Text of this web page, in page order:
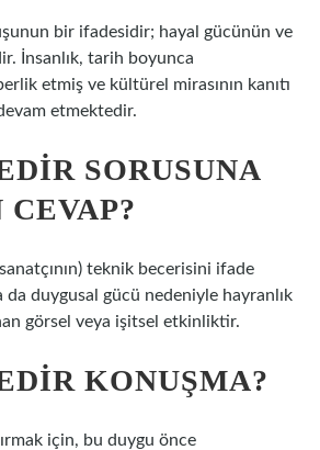
bir ifadesidir; hayal gücünün ve
İnsanlık, tarih boyunca
etmiş ve kültürel mirasının kanıtı
etmektedir.
SORUSUNA
teknik becerisini ifade
da duygusal gücü nedeniyle hayranlık
görsel veya işitsel etkinliktir.
KONUŞMA?
için, bu duygu önce